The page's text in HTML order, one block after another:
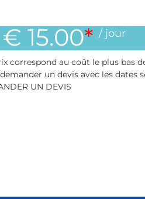
€ 15.00* / jour
correspond au coût le plus bas
un devis avec les dates
UN DEVIS